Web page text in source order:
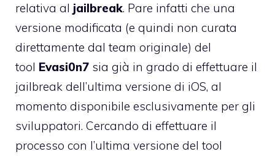
relativa al jailbreak. Pare infatti che una
versione modificata (e quindi non curata
direttamente dal team originale) del
tool Evasi0n7 sia già in grado di effettuare il
jailbreak dell’ultima versione di iOS, al
momento disponibile esclusivamente per gli
sviluppatori. Cercando di effettuare il
processo con l’ultima versione del tool